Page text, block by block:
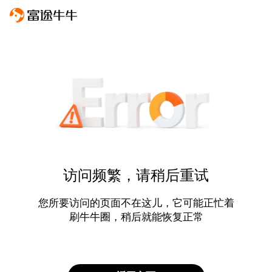
访问频繁，请稍后重试
您所要访问的页面不在这儿，它可能正忙着
刷牛牛圈，稍后就能恢复正常